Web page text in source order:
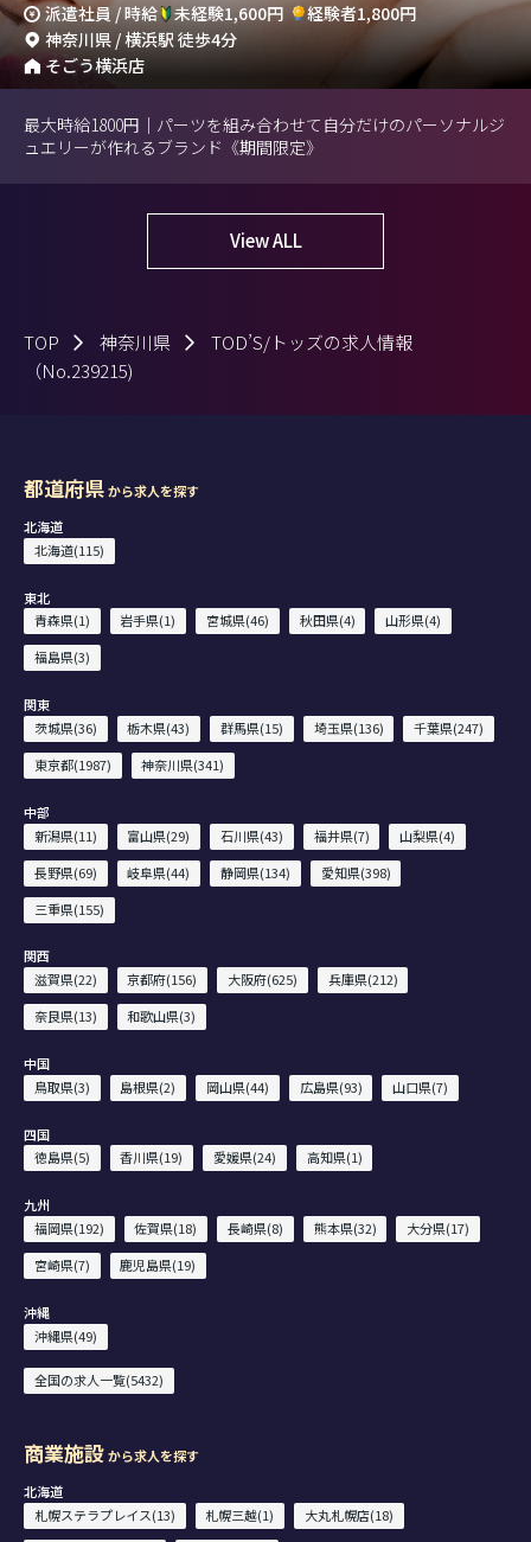
派遣社員 / 時給 未経験1,600円
経験者1,800円
神奈川県 / 横浜駅 徒歩4分
そごう横浜店
最大時給1800円｜パーツを組み合わせて自分だけのパーソナルジ
ュエリーが作れるブランド《期間限定》
View ALL
TOP 神奈川県
TOD’S/トッズの求人情報
（No.239215)
都道府県から求人を探す
北海道
北海道(115)
東北
青森県(1)
岩手県(1) 宮城県(46) 秋田県(4)
山形県(4)
福島県(3)
関東
茨城県(36)
栃木県(43) 群馬県(15) 埼玉県(136)
千葉県(247)
東京都(1987)
神奈川県(341)
中部
新潟県(11)
富山県(29) 石川県(43) 福井県(7)
山梨県(4)
長野県(69)
岐阜県(44) 静岡県(134)
愛知県(398)
三重県(155)
関西
滋賀県(22)
京都府(156) 大阪府(625)
兵庫県(212)
奈良県(13)
和歌山県(3)
中国
鳥取県(3)
島根県(2) 岡山県(44) 広島県(93) 山口県(7)
四国
徳島県(5)
香川県(19) 愛媛県(24) 高知県(1)
九州
福岡県(192)
佐賀県(18) 長崎県(8) 熊本県(32)
大分県(17)
宮崎県(7)
鹿児島県(19)
沖縄
沖縄県(49)
全国の求人一覧(5432)
商業施設から求人を探す
北海道
札幌ステラプレイス(13)
札幌三越(1) 大丸札幌店(18)